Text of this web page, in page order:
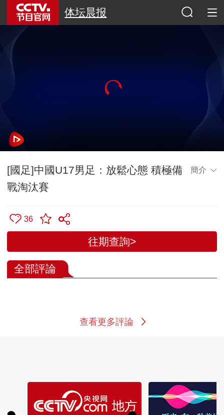
体坛晨报
[國足]中國U17男足：放鬆心態 積極備
戰淘汰賽
簡介
36
往期查詢>
全部評論
查看更多評論